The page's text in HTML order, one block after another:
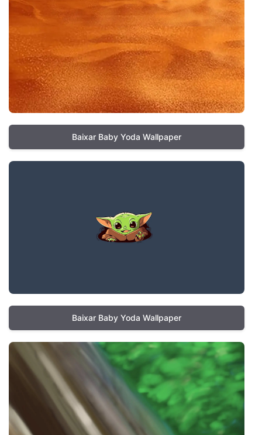
Baixar Baby Yoda Wallpaper
Baixar Baby Yoda Wallpaper